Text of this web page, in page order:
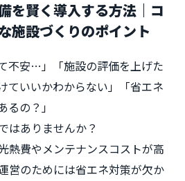
を賢く導入する方法｜コ
施設づくりのポイント
不安…」「施設の評価を上げた
ていいかわからない」「省エネ
の？」
はありませんか？
熱費やメンテナンスコストが高
営のためには省エネ対策が欠か